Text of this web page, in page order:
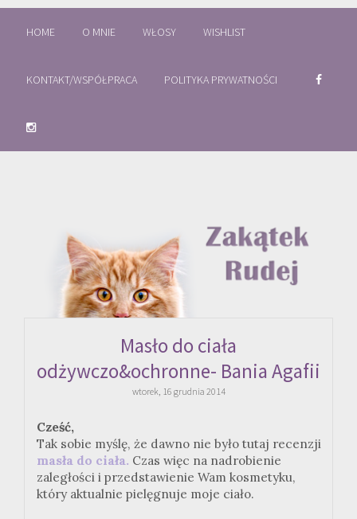
HOME O MNIE WŁOSY WISHLIST
KONTAKT/WSPÓŁPRACA POLITYKA PRYWATNOŚCI
Masło do ciała
odżywczo&ochronne- Bania Agafii
wtorek, 16 grudnia 2014
Cześć,
Tak sobie myślę, że dawno nie było tutaj recenzji
masła do ciała. Czas więc na nadrobienie
zaległości i przedstawienie Wam kosmetyku,
który aktualnie pielęgnuje moje ciało.